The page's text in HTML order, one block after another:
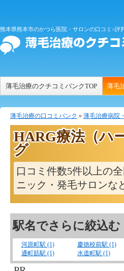
熊本県熊本市のかつら医院・サロンの口コミ>評
薄毛治療のクチコミバンクTOP 薄毛
薄毛治療の口コミバンク » 薄毛治療病院
HARG療法（ハ
グ
口コミ件数5件以上の
ニック・発毛サロンな
駅名でさらに絞込む
河原町駅 (1) 慶徳校前駅 (1)
通町筋駅 (1)
水道町駅 (1)